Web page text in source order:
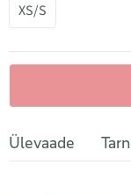
XS/S
Ülevaade